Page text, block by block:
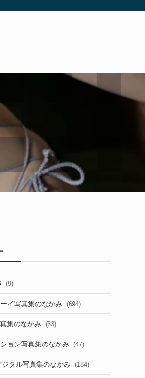
(9)
イ写真集のなかみ (694)
集のなかみ (63)
ョン写真集のなかみ (47)
ジタル写真集のなかみ (184)